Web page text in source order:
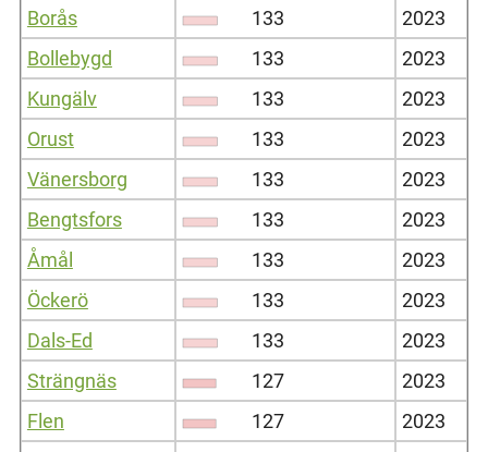
Borås
133
2023
Bollebygd
133
2023
Kungälv
133
2023
Orust
133
2023
Vänersborg
133
2023
Bengtsfors
133
2023
Åmål
133
2023
Öckerö
133
2023
Dals-Ed
133
2023
Strängnäs
127
2023
Flen
127
2023